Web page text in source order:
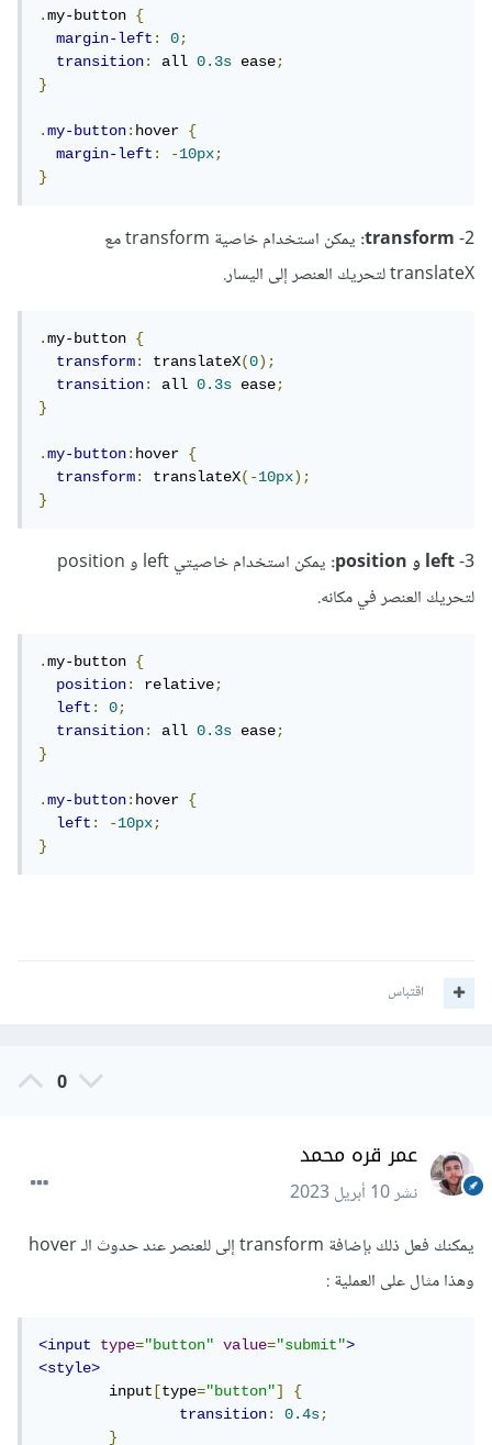
.my-button {
margin-left: 0;
transition: all 0.3s ease;
}
.my-button:hover {
margin-left: -10px;
}
2-
transform:
يمكن استخدام خاصية transform مع
translateX لتحريك العنصر إلى اليسار.
.my-button {
transform: translateX(0);
transition: all 0.3s ease;
}
.my-button:hover {
transform: translateX(-10px);
}
3- left و position:
يمكن استخدام خاصيتي left و position
لتحريك العنصر في مكانه.
.my-button {
position: relative;
left: 0;
transition: all 0.3s ease;
}
.my-button:hover {
left: -10px;
}
اقتباس
0
عمر قره محمد
نشر10 أبريل 2023
يمكنك فعل ذلك بإضافة transform إلى للعنصر عند حدوث الـ hover
وهذا مثال على العملية
<input type="button" value="submit">
<style>
	input
[type="button"]
{
transition: 0.4s;
}